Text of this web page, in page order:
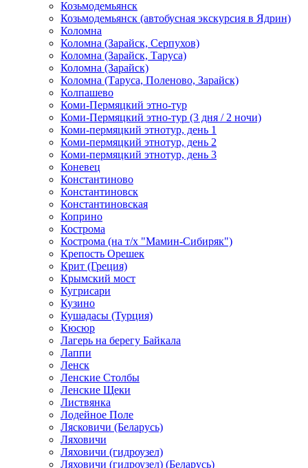
Козьмодемьянск
Козьмодемьянск (автобусная экскурсия в Ядрин)
Коломна
Коломна (Зарайск, Серпухов)
Коломна (Зарайск, Таруса)
Коломна (Зарайск)
Коломна (Таруса, Поленово, Зарайск)
Колпашево
Коми-Пермяцкий этно-тур
Коми-Пермяцкий этно-тур (3 дня / 2 ночи)
Коми-пермяцкий этнотур, день 1
Коми-пермяцкий этнотур, день 2
Коми-пермяцкий этнотур, день 3
Коневец
Константиново
Константиновск
Константиновская
Коприно
Кострома
Кострома (на т/х "Мамин-Сибиряк")
Крепость Орешек
Крит (Греция)
Крымский мост
Кугрисари
Кузино
Кушадасы (Турция)
Кюсюр
Лагерь на берегу Байкала
Лаппи
Ленск
Ленские Столбы
Ленские Щеки
Листвянка
Лодейное Поле
Лясковичи (Беларусь)
Ляховичи
Ляховичи (гидроузел)
Ляховичи (гидроузел) (Беларусь)